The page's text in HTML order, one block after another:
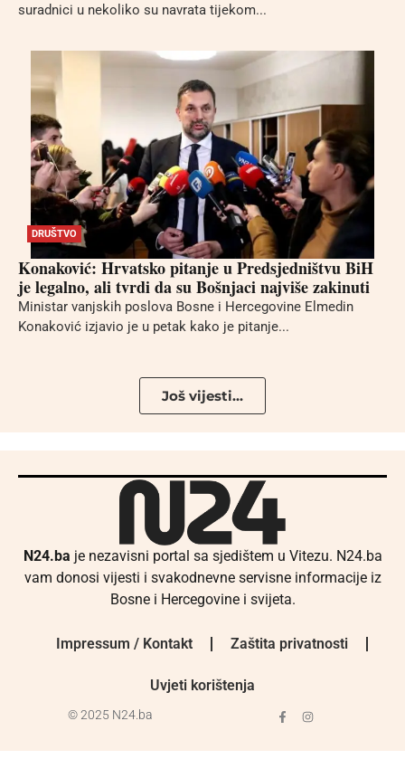
suradnici u nekoliko su navrata tijekom...
DRUŠTVO
Konaković: Hrvatsko pitanje u Predsjedništvu BiH
je legalno, ali tvrdi da su Bošnjaci najviše zakinuti
Ministar vanjskih poslova Bosne i Hercegovine Elmedin
Konaković izjavio je u petak kako je pitanje...
Još vijesti...
N24.ba je nezavisni portal sa sjedištem u Vitezu. N24.ba
vam donosi vijesti i svakodnevne servisne informacije iz
Bosne i Hercegovine i svijeta.
Impressum / Kontakt Zaštita privatnosti
Uvjeti korištenja
© 2025 N24.ba